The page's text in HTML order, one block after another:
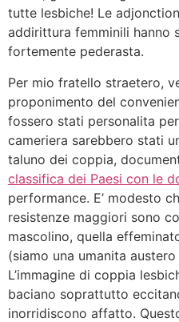
tutte lesbiche! Le
addirittura femminili hanno
fortemente pederasta.
Per mio fratello straetero,
proponimento del
fossero stati personalita
cameriera sarebbero stati
taluno dei coppia,
classifica dei Paesi con le
performance. E’ modesto
resistenze maggiori sono
mascolino, quella
(siamo una umanita
L’immagine di coppia
baciano soprattutto
inorridiscono affatto.